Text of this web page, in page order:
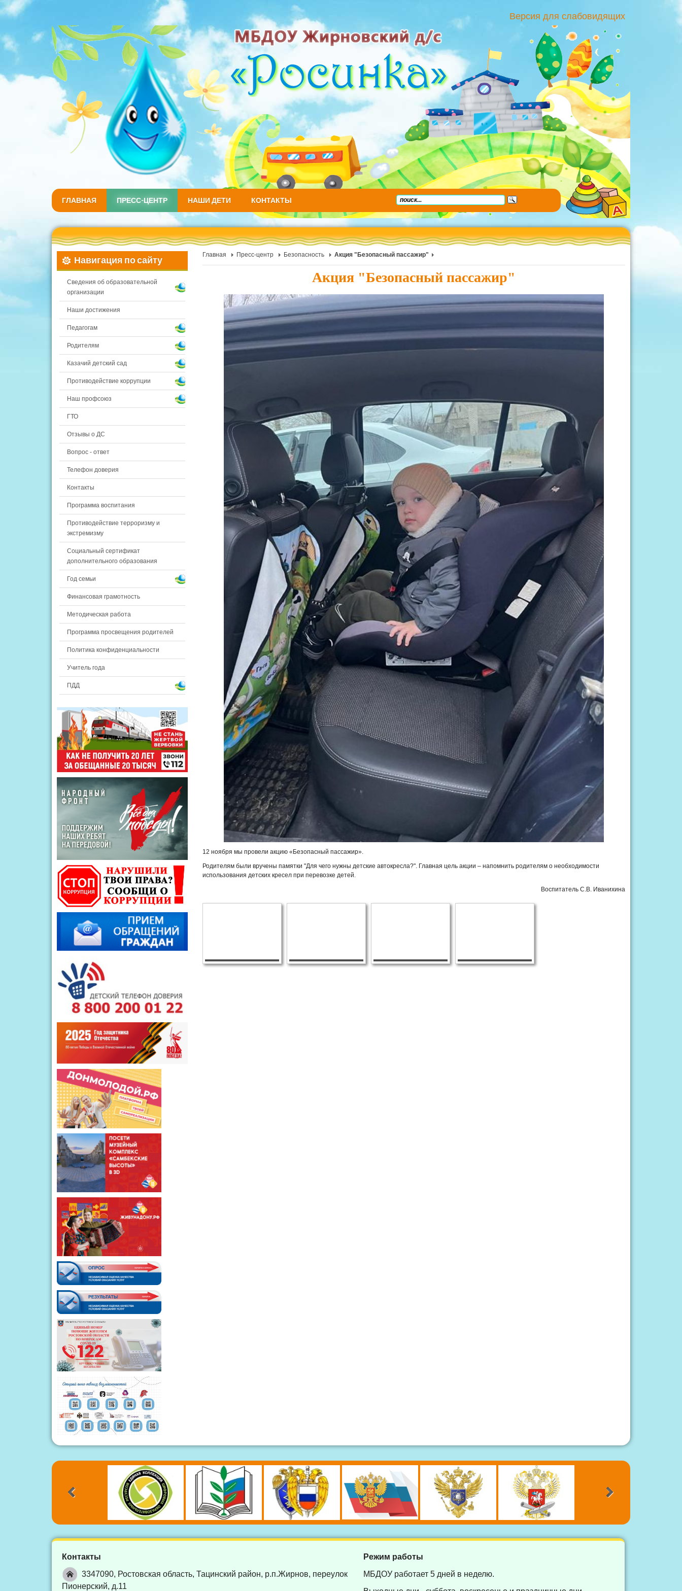
Версия для слабовидящих
ГЛАВНАЯ ПРЕСС-ЦЕНТР НАШИ ДЕТИ КОНТАКТЫ
Главная Пресс-центр Безопасность Акция "Безопасный пассажир"
Акция "Безопасный пассажир"
12 ноября мы провели акцию «Безопасный пассажир».
Родителям были вручены памятки "Для чего нужны детские автокресла?". Главная цель акции – напомнить родителям о необходимости
использования детских кресел при перевозке детей.
Воспитатель С.В. Иванихина
Навигация по сайту
Сведения об образовательной
организации
Наши достижения
Педагогам
Родителям
Казачий детский сад
Противодействие коррупции
Наш профсоюз
ГТО
Отзывы о ДС
Вопрос - ответ
Телефон доверия
Контакты
Программа воспитания
Противодействие терроризму и
экстремизму
Социальный сертификат
дополнительного образования
Год семьи
Финансовая грамотность
Методическая работа
Программа просвещения родителей
Политика конфиденциальности
Учитель года
ПДД
Контакты
3347090, Ростовская область, Тацинский район, р.п.Жирнов, переулок
Пионерский, д.11
Режим работы
МБДОУ работает 5 дней в неделю.